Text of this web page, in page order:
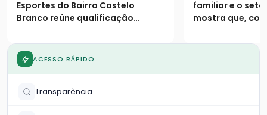
Esportes do Bairro Castelo
Branco reúne qualificação
essenciais para a comunidade
das 9h às 18h
Parque
familiar e o
mostra que,
não tem limites
ACESSO RÁPIDO
Transparência